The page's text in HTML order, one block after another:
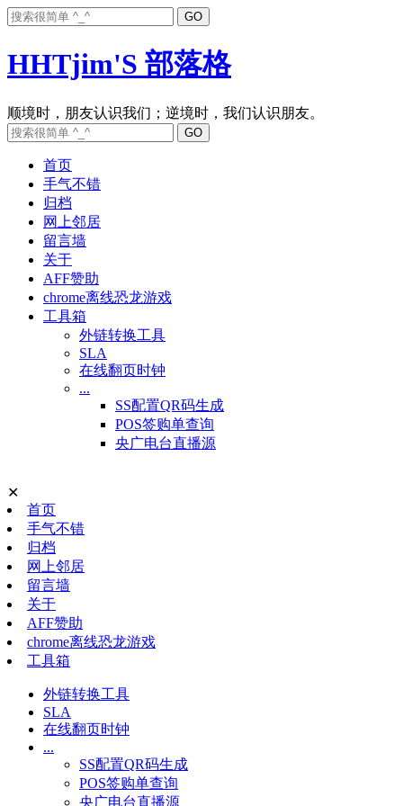
HHTjim'S 部落格
首页
手气不错
归档
网上邻居
留言墙
关于
AFF赞助
chrome离线恐龙游戏
工具箱
外链转换工具
SLA
在线翻页时钟
...
SS配置QR码生成
POS签购单查询
央广电台直播源
✕
首页
手气不错
归档
网上邻居
留言墙
关于
AFF赞助
chrome离线恐龙游戏
工具箱
外链转换工具
SLA
在线翻页时钟
...
SS配置QR码生成
POS签购单查询
央广电台直播源